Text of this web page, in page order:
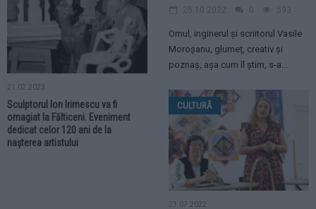
21.02.2023
Sculptorul Ion Irimescu va fi
omagiat la Fălticeni. Eveniment
dedicat celor 120 ani de la
nașterea artistului
25.10.2022 0 593
Omul, inginerul și scriitorul Vasile
Moroșanu, glumeț, creativ și
poznaș, așa cum îl știm, s-a...
CULTURĂ
21.07.2022